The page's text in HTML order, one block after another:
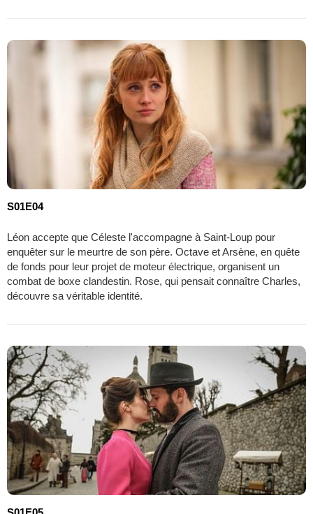
S01E04
Léon accepte que Céleste l'accompagne à Saint-Loup pour
enquêter sur le meurtre de son père. Octave et Arsène, en quête
de fonds pour leur projet de moteur électrique, organisent un
combat de boxe clandestin. Rose, qui pensait connaître Charles,
découvre sa véritable identité.